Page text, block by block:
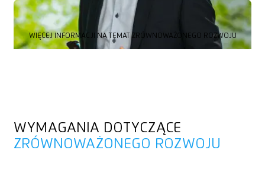
WIĘCEJ INFORMACJI NA TEMAT ZRÓWNOWAŻONEGO ROZWOJU
WIĘCEJ INFORMACJI NA TEMAT ZRÓWNOWAŻONEGO ROZWOJU
WYMAGANIA DOTYCZĄCE
ZRÓWNOWAŻONEGO ROZWOJU